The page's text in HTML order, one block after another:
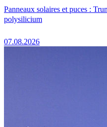
Panneaux solaires et puces :
polysilicium
07.08.2026